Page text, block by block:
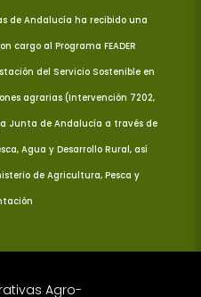
de Andalucía ha recibido una
cargo al Programa FEADER
del Servicio Sostenible en
agrarias (Intervención 7202,
Junta de Andalucía a través de
Agua y Desarrollo Rural, así
de Agricultura, Pesca y
Agro-